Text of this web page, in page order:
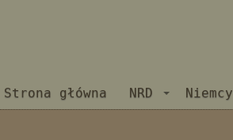
Strona główna NRD Niemcy